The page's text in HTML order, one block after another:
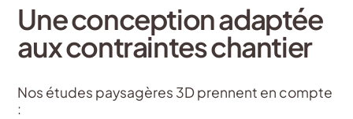
Une conception adaptée
aux contraintes chantier
Nos études paysagères 3D prennent en compte
: